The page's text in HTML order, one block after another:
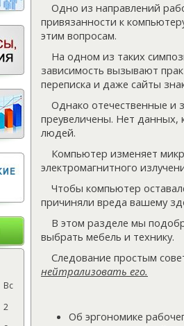
Вс
2
Одно из направлений
привязанности к
этим вопросам.
На одном из таких
зависимость вызывают
переписка и даже сайты
Однако отечественные и
преувеличены. Нет
людей.
Компьютер изменяет
электромагнитного
Чтобы компьютер
причиняли вреда вашему
В этом разделе мы
выбрать мебель и технику.
Следование простым
нейтрализовать его.
Об эргономике